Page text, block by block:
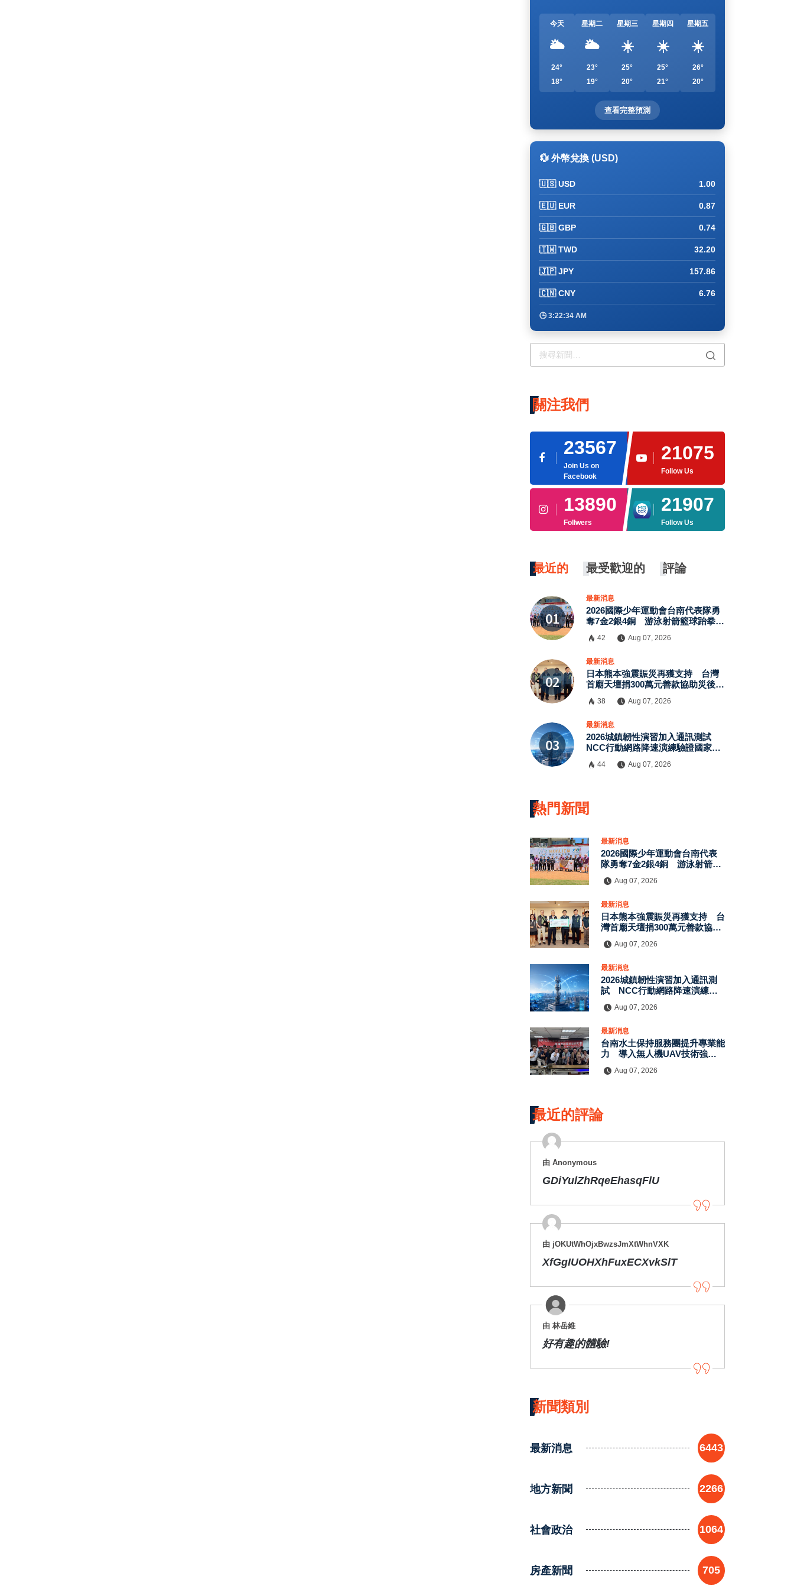
今天
🌥️
24°
18°
星期二
🌥️
23°
19°
星期三
☀️
25°
20°
星期四
☀️
25°
21°
星期五
☀️
26°
20°
查看完整預測
💱 外幣兌換 (USD)
🇺🇸 USD 1.00
🇪🇺 EUR 0.87
🇬🇧 GBP 0.74
🇹🇼 TWD 32.20
🇯🇵 JPY 157.86
🇨🇳 CNY 6.76
🕒 3:22:34 AM
關注我們
23567
Join Us on
Facebook
21075
Follow Us
13890
Follwers
21907
Follow Us
最近的 最受歡迎的 評論
最新消息
2026國際少年運動會台南代表隊勇
奪7金2銀4銅 游泳射箭籃球跆拳道
42 Aug 07, 2026
最新消息
日本熊本強震賑災再獲支持 台灣
首廟天壇捐300萬元善款協助災後復
38 Aug 07, 2026
最新消息
2026城鎮韌性演習加入通訊測試
NCC行動網路降速演練驗證國家通
44 Aug 07, 2026
熱門新聞
最新消息
2026國際少年運動會台南代表
隊勇奪7金2銀4銅 游泳射箭籃
Aug 07, 2026
最新消息
日本熊本強震賑災再獲支持 台
灣首廟天壇捐300萬元善款協助
Aug 07, 2026
最新消息
2026城鎮韌性演習加入通訊測
試 NCC行動網路降速演練驗
Aug 07, 2026
最新消息
台南水土保持服務團提升專業能
力 導入無人機UAV技術強化
Aug 07, 2026
最近的評論
由 Anonymous
GDiYulZhRqeEhasqFlU
由 jOKUtWhOjxBwzsJmXtWhnVXK
XfGgIUOHXhFuxECXvkSlT
由 林岳維
好有趣的體驗!
新聞類別
最新消息 6443
地方新聞 2266
社會政治 1064
房產新聞 705
×